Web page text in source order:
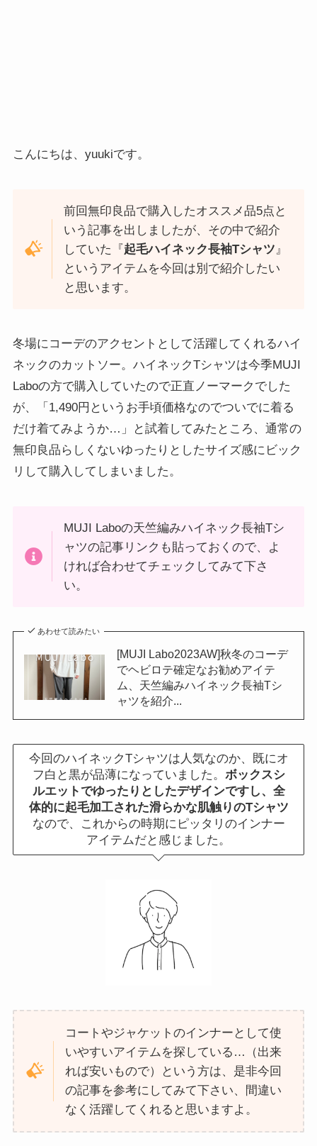
こんにちは、yuukiです。
前回無印良品で購入したオススメ品5点と
いう記事を出しましたが、その中で紹介
していた『起毛ハイネック長袖Tシャツ 』
というアイテムを今回は別で紹介したい
と思います。
冬場にコーデのアクセントとして活躍してくれるハイ
ネックのカットソー。ハイネックTシャツは今季MUJI
Laboの方で購入していたので正直ノーマークでした
が、「1,490円というお手頃価格なのでついでに着る
だけ着てみようか…」と試着してみたところ、通常の
無印良品らしくないゆったりとしたサイズ感にビック
リして購入してしまいました。
MUJI Laboの天竺編みハイネック長袖Tシ
ャツの記事リンクも貼っておくので、よ
ければ合わせてチェックしてみて下さ
い。
あわせて読みたい
[MUJI Labo2023AW]秋冬のコーデ
でヘビロテ確定なお勧めアイテ
ム、天竺編みハイネック長袖Tシ
ャツを紹介...
今回のハイネックTシャツは人気なのか、既にオ
フ白と黒が品薄になっていました。 ボックスシ
ルエットでゆったりとしたデザインですし、全
体的に起毛加工された滑らかな肌触りのTシャツ
なので、これからの時期にピッタリのインナー
アイテムだと感じました。
コートやジャケットのインナーとして使
いやすいアイテムを探している…（出来
れば安いもので）という方は、是非今回
の記事を参考にしてみて下さい、間違い
なく活躍してくれると思いますよ。